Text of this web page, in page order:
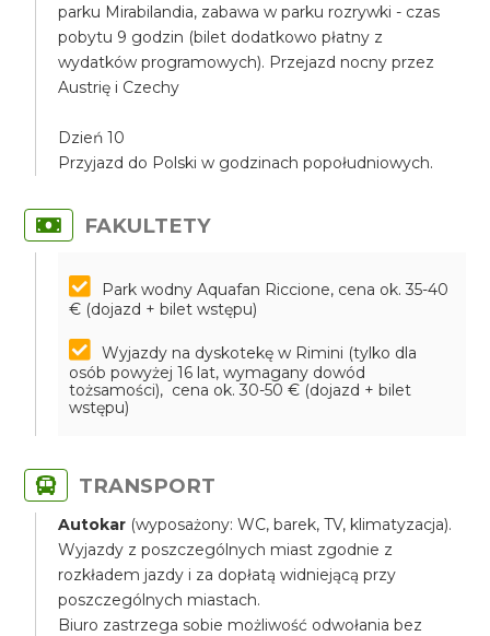
parku Mirabilandia, zabawa w parku rozrywki - czas
pobytu 9 godzin (bilet dodatkowo płatny z
wydatków programowych). Przejazd nocny przez
Austrię i Czechy
Dzień 10
Przyjazd do Polski w godzinach popołudniowych.
FAKULTETY
Park wodny Aquafan Riccione, cena ok. 35-40
€ (dojazd + bilet wstępu)
Wyjazdy na dyskotekę w Rimini (tylko dla
osób powyżej 16 lat, wymagany dowód
tożsamości), cena ok. 30-50 € (dojazd + bilet
wstępu)
TRANSPORT
Autokar (wyposażony: WC, barek, TV, klimatyzacja).
Wyjazdy z poszczególnych miast zgodnie z
rozkładem jazdy i za dopłatą widniejącą przy
poszczególnych miastach.
Biuro zastrzega sobie możliwość odwołania bez